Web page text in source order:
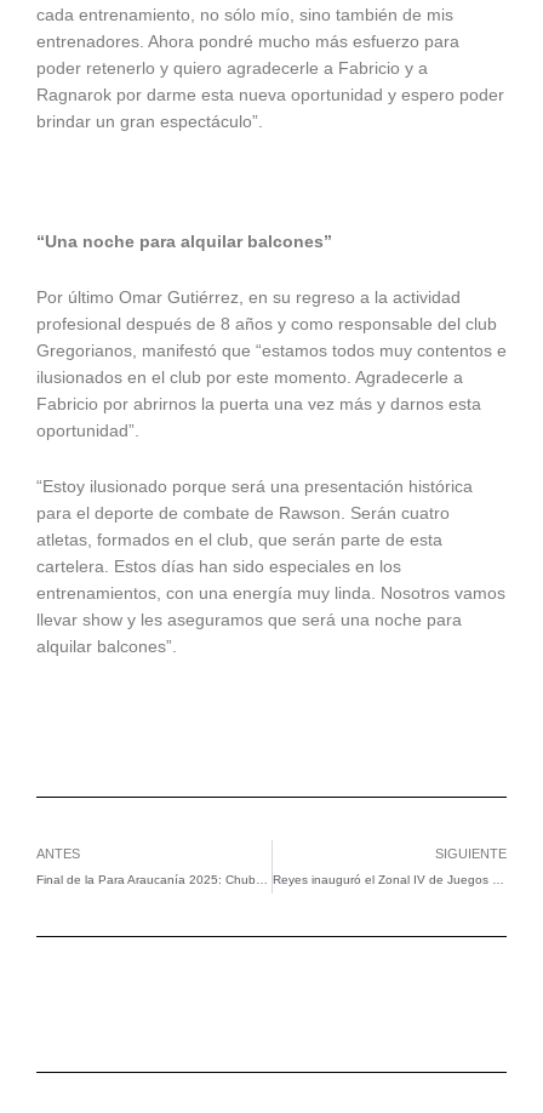
cada entrenamiento, no sólo mío, sino también de mis
entrenadores. Ahora pondré mucho más esfuerzo para
poder retenerlo y quiero agradecerle a Fabricio y a
Ragnarok por darme esta nueva oportunidad y espero poder
brindar un gran espectáculo”.
“Una noche para alquilar balcones”
Por último Omar Gutiérrez, en su regreso a la actividad
profesional después de 8 años y como responsable del club
Gregorianos, manifestó que “estamos todos muy contentos e
ilusionados en el club por este momento. Agradecerle a
Fabricio por abrirnos la puerta una vez más y darnos esta
oportunidad”.
“Estoy ilusionado porque será una presentación histórica
para el deporte de combate de Rawson. Serán cuatro
atletas, formados en el club, que serán parte de esta
cartelera. Estos días han sido especiales en los
entrenamientos, con una energía muy linda. Nosotros vamos
llevar show y les aseguramos que será una noche para
alquilar balcones”.
Ant
ANTES SIGUIENTE